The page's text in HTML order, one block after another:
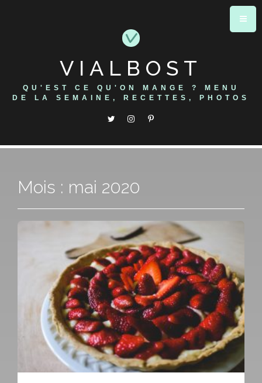
VIALBOST
QU'EST CE QU'ON MANGE ? MENU
DE LA SEMAINE, RECETTES, PHOTOS
Mois : mai 2020